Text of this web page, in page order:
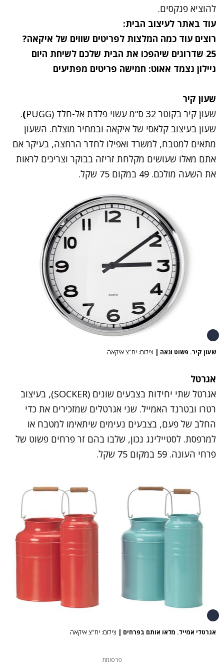
להוציא פנקסים.
עוד באתר לעיצוב הבית:
רוצים עוד כמה המלצות לפריטים שווים של איקאה?
25 שדרוגים שיהפכו את הבית שלכם לשיחת היום
ניילון נצמד אאוט: חמישה פריטים מפתיעים
שעון קיר
שעון קיר בקוטר 32 ס"מ עשוי פלדת אל-חלד (PUGG
)
.
שעון בעיצוב קלאסי של איקאה ובמחיר מוצלח. השעון
מתאים למטבח, למשרד ואפילו לחדר הרחצה, בעיקר אם
אתם מאלו שעושים מקלחת זריזה בבוקר וצריכים לראות
את השעה מולכם. 49 במקום 75 שקל.
שעון קיר. פשוט ונאה | צילום: יח"צ איקאה
אגרטל
אגרטל שתי יחידות בצבעים שונים (SOCKER), בעיצוב
רטרו ובטרנד האמייל. שני אגרטלים שמזכירים את כדי
החלב של פעם, בצבעים נעימים שיתאימו למטבח או
למרפסת. לסטיילינג נכון, שלבו בהם זר פרחים פשוט של
פרחי העונה. 59 במקום 75 שקל.
אגרטלי אמייל. מלאו אותם בפרחים | צילום: יח"צ איקאה
פרסומת